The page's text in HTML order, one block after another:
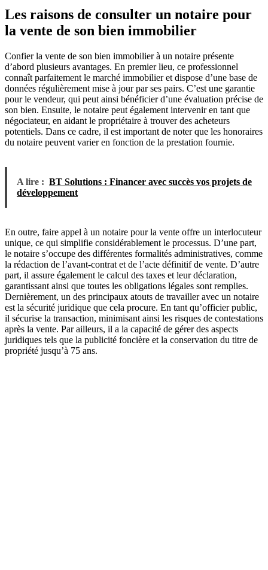
Les raisons de consulter un notaire pour
la vente de son bien immobilier
Confier la vente de son bien immobilier à un notaire présente
d’abord plusieurs avantages. En premier lieu, ce professionnel
connaît parfaitement le marché immobilier et dispose d’une base de
données régulièrement mise à jour par ses pairs. C’est une garantie
pour le vendeur, qui peut ainsi bénéficier d’une évaluation précise de
son bien. Ensuite, le notaire peut également intervenir en tant que
négociateur, en aidant le propriétaire à trouver des acheteurs
potentiels. Dans ce cadre, il est important de noter que les honoraires
du notaire peuvent varier en fonction de la prestation fournie.
A lire : BT Solutions : Financer avec succès vos projets de
développement
En outre, faire appel à un notaire pour la vente offre un interlocuteur
unique, ce qui simplifie considérablement le processus. D’une part,
le notaire s’occupe des différentes formalités administratives, comme
la rédaction de l’avant-contrat et de l’acte définitif de vente. D’autre
part, il assure également le calcul des taxes et leur déclaration,
garantissant ainsi que toutes les obligations légales sont remplies.
Dernièrement, un des principaux atouts de travailler avec un notaire
est la sécurité juridique que cela procure. En tant qu’officier public,
il sécurise la transaction, minimisant ainsi les risques de contestations
après la vente. Par ailleurs, il a la capacité de gérer des aspects
juridiques tels que la publicité foncière et la conservation du titre de
propriété jusqu’à 75 ans.